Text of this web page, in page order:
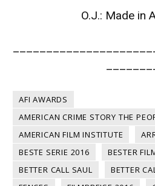
O.J.: Made in
AFI AWARDS
AMERICAN CRIME STORY THE
AMERICAN FILM INSTITUTE
BESTE SERIE 2016
BESTER
BETTER CALL SAUL
BETTER